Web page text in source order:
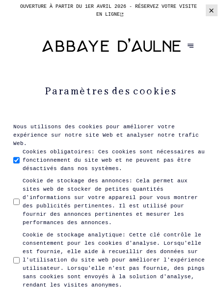
OUVERTURE À PARTIR DU 1ER AVRIL 2026 - RÉSERVEZ VOTRE VISITE
EN LIGNE
Paramètres des cookies
Nous utilisons des cookies pour améliorer votre
expérience sur notre site Web et analyser notre trafic
Web.
Cookies obligatoires :
Ces cookies sont nécessaires au
fonctionnement du site web et ne peuvent pas être
désactivés dans nos systèmes.
Cookie de stockage des annonces :
Cela permet aux
sites web de stocker de petites quantités
d'informations sur votre appareil pour vous montrer
des publicités pertinentes. Il est utilisé pour
fournir des annonces pertinentes et mesurer les
performances des annonces.
Cookie de stockage analytique :
Cette clé contrôle le
consentement pour les cookies d'analyse. Lorsqu'elle
est fournie, elle aide à recueillir des données sur
l'utilisation du site web pour améliorer l'expérience
utilisateur. Lorsqu'elle n'est pas fournie, des pings
sans cookies sont envoyés à la solution d'analyse,
rendant les visites anonymes.